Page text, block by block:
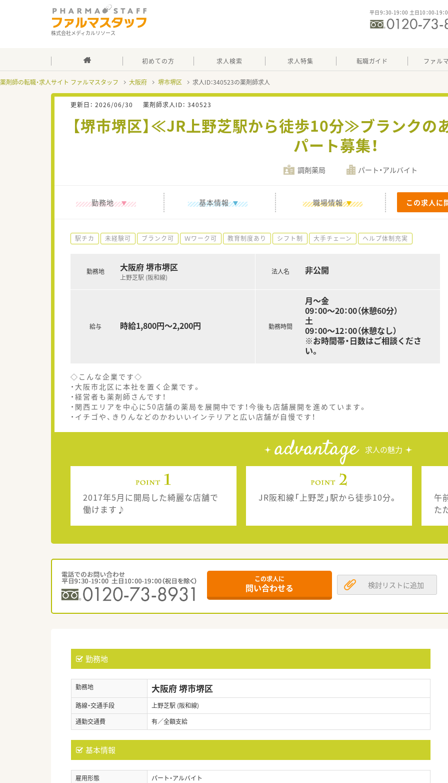
株式会社メディカルリソース
平日9：30-19：00 土日10：00-19：
初めての方 求人検索 求人特集 転職ガイド ファル
薬剤師の転職・求人サイト ファルマスタッフ 大阪府 堺市堺区 求人ID：340523の薬剤師求人
更新日： 2026/06/30 薬剤師求人ID： 340523
【堺市堺区】≪JR上野芝駅から徒歩10分≫ブランクの
パート募集！
調剤薬局 パート・アルバイト
勤務地 基本情報 職場情報 この求人に
駅チカ 未経験可 ブランク可 Ｗワーク可 教育制度あり シフト制 大手チェーン ヘルプ体制充実
勤務地 大阪府 堺市堺区
上野芝駅 (阪和線)
給与 時給1,800円～2,200円
法人名 非公開
勤務時間
月～金
09：00～20：00（休憩60分）
土
09：00～12：00（休憩なし）
※お時間帯・日数はご相談くださ
い。
◇こんな企業です◇
・大阪市北区に本社を置く企業です。
・経営者も薬剤師さんです！
・関西エリアを中心に50店舗の薬局を展開中です！今後も店舗展開を進めています。
・イチゴや、きりんなどのかわいいインテリアと広い店舗が自慢です！
advantage 求人の魅力
2017年5月に開局した綺麗な店舗で
働けます♪
JR阪和線「上野芝」駅から徒歩10分。
午
た
この求人に
問い合わせる 検討リストに追加
勤務地
勤務地 大阪府 堺市堺区
路線・交通手段
上野芝駅 (阪和線)
通勤交通費
有／全額支給
基本情報
雇用形態
パート・アルバイト